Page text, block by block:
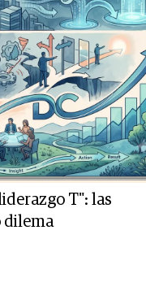
T": las
dilema